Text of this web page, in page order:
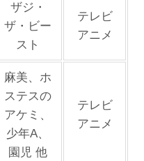
ザジ・
ザ・ビー
スト
テレビ
アニメ
麻美、ホ
ステスの
アケミ、
少年A、
園児 他
テレビ
アニメ